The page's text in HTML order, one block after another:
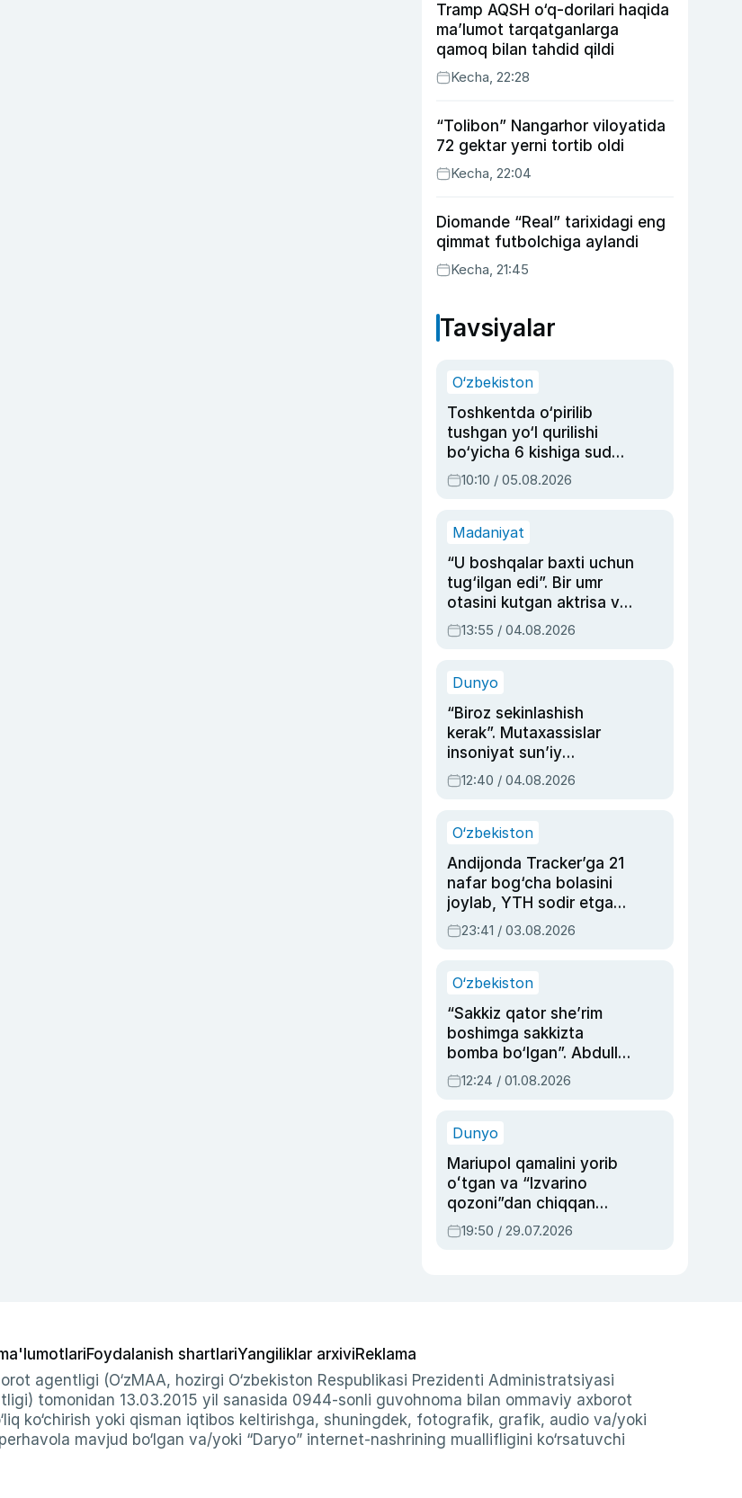
Tramp AQSH o‘q-dorilari haqida
ma’lumot tarqatganlarga
qamoq bilan tahdid qildi
Kecha, 22:28
“Tolibon” Nangarhor viloyatida
72 gektar yerni tortib oldi
Kecha, 22:04
Diomande “Real” tarixidagi eng
qimmat futbolchiga aylandi
Kecha, 21:45
Tavsiyalar
O‘zbekiston
Toshkentda o‘pirilib
tushgan yo‘l qurilishi
bo‘yicha 6 kishiga sud
hukmi o‘qildi
10:10 / 05.08.2026
Madaniyat
“U boshqalar baxti uchun
tug‘ilgan edi”. Bir umr
otasini kutgan aktrisa va
dublyaj ustasi Rimma
Ahmedovaning
13:55 / 04.08.2026
Dunyo
“Biroz sekinlashish
kerak”. Mutaxassislar
insoniyat sun’iy
intellektni boshqara
olmay qolishidan xavotir
12:40 / 04.08.2026
O‘zbekiston
Andijonda Tracker’ga 21
nafar bog‘cha bolasini
joylab, YTH sodir etgan
ayolga sud hukmi o‘qildi
23:41 / 03.08.2026
O‘zbekiston
“Sakkiz qator she’rim
boshimga sakkizta
bomba bo‘lgan”. Abdulla
Oripovni siyosiy
ayblovlardan asrab
12:24 / 01.08.2026
Dunyo
Mariupol qamalini yorib
oʻtgan va “Izvarino
qozoni”dan chiqqan
qahramon — Ukraina
armiyasi bosh
19:50 / 29.07.2026
Foydalanish shartlariYangiliklar arxiviReklama
agentligi (O‘zMAA, hozirgi O‘zbekiston Respublikasi Prezidenti Administratsiyasi
tomonidan 13.03.2015 yil sanasida 0944-sonli guvohnoma bilan ommaviy axborot
ko‘chirish yoki qisman iqtibos keltirishga, shuningdek, fotografik, grafik, audio va/yoki
mavjud bo‘lgan va/yoki “Daryo” internet-nashrining muallifligini ko‘rsatuvchi